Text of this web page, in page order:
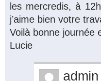
les mercredis, à
j’aime bien votre
Voilà bonne journée
Lucie
admin